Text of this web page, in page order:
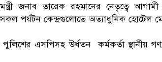
জনাব তারেক রহমানের নেতৃত্বে আগামী
পর্যটন কেন্দ্রগুলোতে অত্যাধুনিক হোটেল
এসপিসহ উর্ধতন কর্মকর্তা স্থানীয়